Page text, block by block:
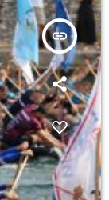
insert_link